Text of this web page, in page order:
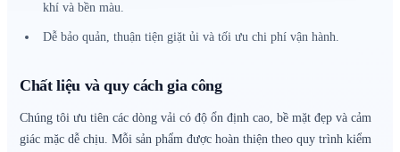
khí và bền màu.
Dễ bảo quản, thuận tiện giặt ủi và tối ưu chi phí vận hành.
Chất liệu và quy cách gia công
Chúng tôi ưu tiên các dòng vải có độ ổn định cao, bề mặt đẹp và cảm
giác mặc dễ chịu. Mỗi sản phẩm được hoàn thiện theo quy trình kiểm